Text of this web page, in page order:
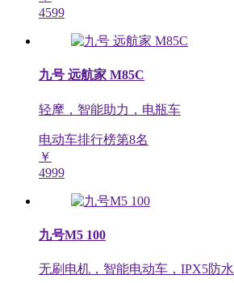
4599
九号 远航家 M85C
轻摩，智能助力，电瓶车
电动车排行榜第8名
￥
4999
九号M5 100
无刷电机，智能电动车，IPX5防水